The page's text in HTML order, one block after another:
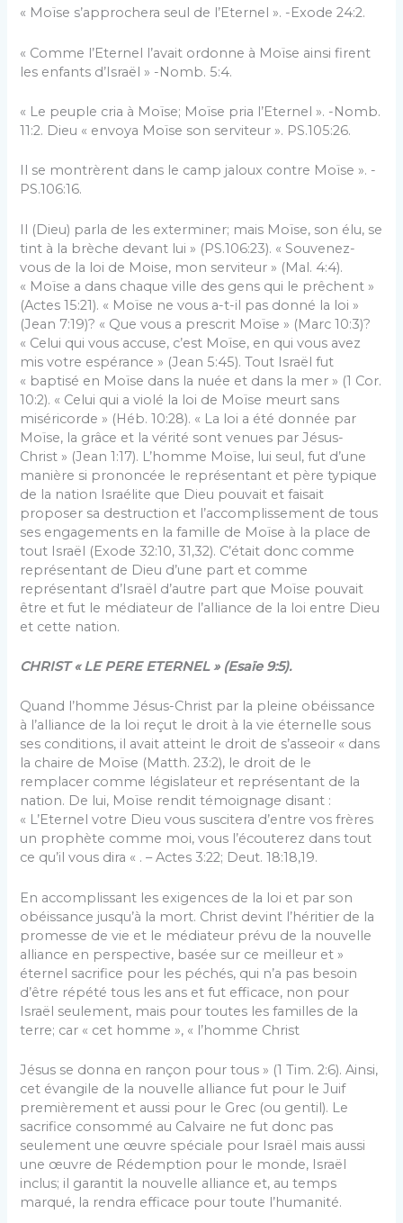
« Moïse s’approchera seul de l’Eternel ». -Exode 24:2.
« Comme l’Eternel l’avait ordonne à Moïse ainsi firent
les enfants d’Israël » -Nomb. 5:4.
« Le peuple cria à Moïse; Moïse pria l’Eternel ». -Nomb.
11:2. Dieu « envoya Moïse son serviteur ». PS.105:26.
Il se montrèrent dans le camp jaloux contre Moïse ». -
PS.106:16.
Il (Dieu) parla de les exterminer; mais Moïse, son élu, se
tint à la brèche devant lui » (PS.106:23). « Souvenez-
vous de la loi de Moise, mon serviteur » (Mal. 4:4).
« Moïse a dans chaque ville des gens qui le prêchent »
(Actes 15:21). « Moïse ne vous a-t-il pas donné la loi »
(Jean 7:19)? « Que vous a prescrit Moïse » (Marc 10:3)?
« Celui qui vous accuse, c’est Moïse, en qui vous avez
mis votre espérance » (Jean 5:45). Tout Israël fut
« baptisé en Moïse dans la nuée et dans la mer » (1 Cor.
10:2). « Celui qui a violé la loi de Moïse meurt sans
miséricorde » (Héb. 10:28). « La loi a été donnée par
Moïse, la grâce et la vérité sont venues par Jésus-
Christ » (Jean 1:17). L’homme Moïse, lui seul, fut d’une
manière si prononcée le représentant et père typique
de la nation Israélite que Dieu pouvait et faisait
proposer sa destruction et l’accomplissement de tous
ses engagements en la famille de Moïse à la place de
tout Israël (Exode 32:10, 31,32). C’était donc comme
représentant de Dieu d’une part et comme
représentant d’Israël d’autre part que Moïse pouvait
être et fut le médiateur de l’alliance de la loi entre Dieu
et cette nation.
CHRIST « LE PERE ETERNEL » (Esaïe 9:5).
Quand l’homme Jésus-Christ par la pleine obéissance
à l’alliance de la loi reçut le droit à la vie éternelle sous
ses conditions, il avait atteint le droit de s’asseoir « dans
la chaire de Moïse (Matth. 23:2), le droit de le
remplacer comme législateur et représentant de la
nation. De lui, Moïse rendit témoignage disant :
« L’Eternel votre Dieu vous suscitera d’entre vos frères
un prophète comme moi, vous l’écouterez dans tout
ce qu’il vous dira « . – Actes 3:22; Deut. 18:18,19.
En accomplissant les exigences de la loi et par son
obéissance jusqu’à la mort. Christ devint l’héritier de la
promesse de vie et le médiateur prévu de la nouvelle
alliance en perspective, basée sur ce meilleur et »
éternel sacrifice pour les péchés, qui n’a pas besoin
d’être répété tous les ans et fut efficace, non pour
Israël seulement, mais pour toutes les familles de la
terre; car « cet homme », « l’homme Christ
Jésus se donna en rançon pour tous » (1 Tim. 2:6). Ainsi,
cet évangile de la nouvelle alliance fut pour le Juif
premièrement et aussi pour le Grec (ou gentil). Le
sacrifice consommé au Calvaire ne fut donc pas
seulement une œuvre spéciale pour Israël mais aussi
une œuvre de Rédemption pour le monde, Israël
inclus; il garantit la nouvelle alliance et, au temps
marqué, la rendra efficace pour toute l’humanité.